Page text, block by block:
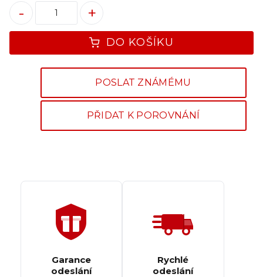
DO KOŠÍKU
+
-
POSLAT ZNÁMÉMU
PŘIDAT K POROVNÁNÍ
Garance
odeslání
Rychlé
odeslání